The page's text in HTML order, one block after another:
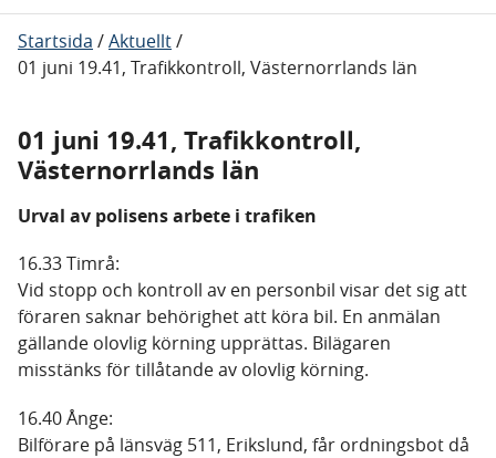
Startsida /Aktuellt/
01 juni 19.41, Trafikkontroll, Västernorrlands län
01 juni 19.41, Trafikkontroll,
Västernorrlands län
Urval av polisens arbete i trafiken
16.33 Timrå:
Vid stopp och kontroll av en personbil visar det sig att
föraren saknar behörighet att köra bil. En anmälan
gällande olovlig körning upprättas. Bilägaren
misstänks för tillåtande av olovlig körning.
16.40 Ånge:
Bilförare på länsväg 511, Erikslund, får ordningsbot då